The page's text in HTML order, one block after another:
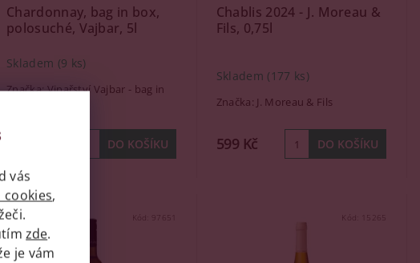
Chardonnay, bag in box,
polosuché, Vajbar, 5l
Skladem (9 ks)
Značka:Vinařství Vajbar - bag in
Chablis 2024 - J. Moreau &
Fils, 0,75l
Skladem (177 ks)
Značka: J. Moreau & Fils
599 Kč
Kód: 97651 Kód: 15265
vás
,
zde.
je vám